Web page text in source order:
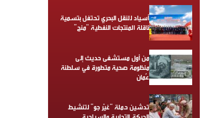
أسياد للنقل البحري تحتفل بتسمية
ناقلة المنتجات النفطية “منح”
من أول مستشفى حديث إلى
منظومة صحية متطورة في سلطنة
عُمان
تدشين حملة “غيّر جو” لتنشيط